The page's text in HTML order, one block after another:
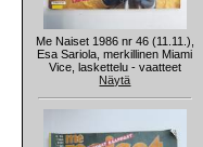
Me Naiset 1986 nr 46 (11.11.),
Esa Sariola, merkillinen Miami
Vice, laskettelu - vaatteet
Näytä